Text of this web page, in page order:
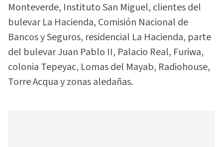
Monteverde, Instituto San Miguel, clientes del
bulevar La Hacienda, Comisión Nacional de
Bancos y Seguros, residencial La Hacienda, parte
del bulevar Juan Pablo II, Palacio Real, Furiwa,
colonia Tepeyac, Lomas del Mayab, Radiohouse,
Torre Acqua y zonas aledañas.